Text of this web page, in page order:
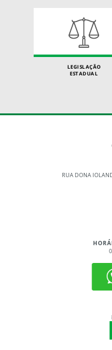
LEGISLAÇÃO
ESTADUAL
RUA DONA